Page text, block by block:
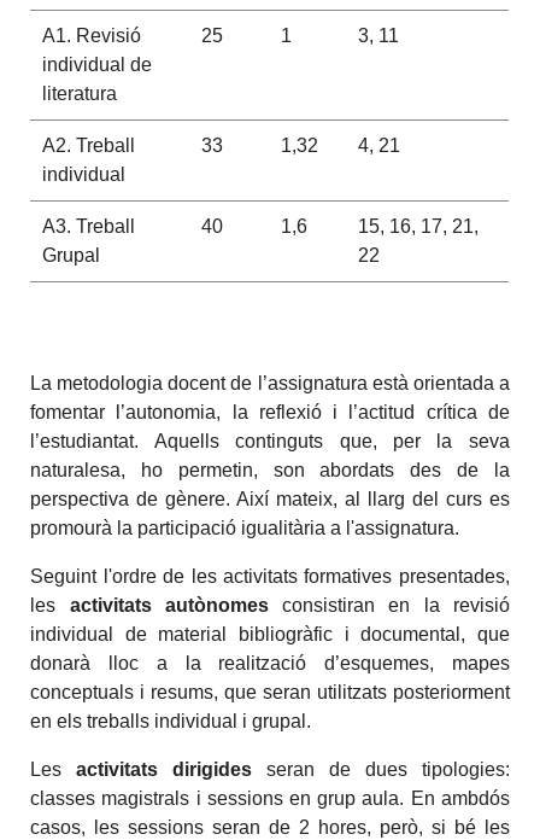
A1. Revisió
individual de
literatura
25 1 3, 11
A2. Treball
individual
33 1,32 4, 21
A3. Treball
Grupal
40 1,6
15, 16, 17, 21,
22
La metodologia docent de l’assignatura està orientada a
fomentar l’autonomia, la reflexió i l’actitud crítica de
l’estudiantat. Aquells continguts que, per la seva
naturalesa, ho permetin, son abordats des de la
perspectiva de gènere. Així mateix, al llarg del curs es
promourà la participació igualitària a l'assignatura.
Seguint l'ordre de les activitats formatives presentades,
les activitats autònomesconsistiran en la revisió
individual de material bibliogràfic i documental, que
donarà lloc a la realització d’esquemes, mapes
conceptuals i resums, que seran utilitzats posteriorment
en els treballs individual i grupal.
Lesactivitats dirigides seran de dues tipologies:
classes magistrals i sessions en grup aula. En ambdós
casos, les sessions seran de 2 hores, però, si bé les